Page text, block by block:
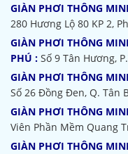
GIÀN PHƠI THÔNG
280 Hương Lộ 80 KP 2,
GIÀN PHƠI THÔNG
PHÚ : Số 9 Tân Hương,
GIÀN PHƠI THÔNG
Số 26 Đồng Đen, Q. Tân
GIÀN PHƠI THÔNG
Viên Phần Mềm Quang
GIÀN PHƠI THÔNG